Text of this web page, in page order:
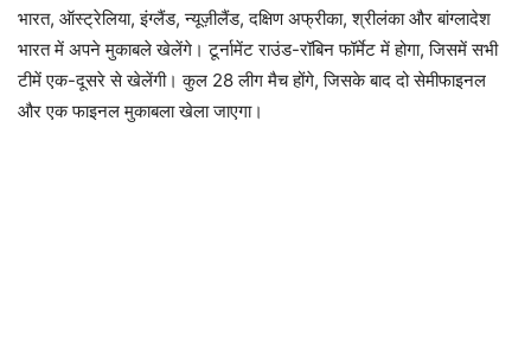
भारत, ऑस्ट्रेलिया, इंग्लैंड, न्यूज़ीलैंड, दक्षिण अफ्रीका, श्रीलंका और बांग्लादेश
भारत में अपने मुकाबले खेलेंगे। टूर्नामेंट राउंड-रॉबिन फॉर्मेट में होगा, जिसमें सभी
टीमें एक-दूसरे से खेलेंगी। कुल 28 लीग मैच होंगे, जिसके बाद दो सेमीफाइनल
और एक फाइनल मुकाबला खेला जाएगा।